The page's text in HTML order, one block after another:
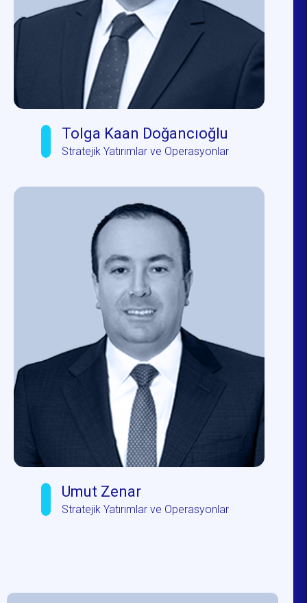
Tolga Kaan Doğancıoğlu
Stratejik Yatırımlar ve Operasyonlar
Umut Zenar
Stratejik Yatırımlar ve Operasyonlar